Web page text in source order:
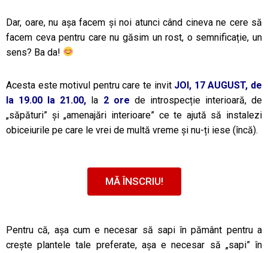
Dar, oare, nu așa facem și noi atunci când cineva ne cere să
facem ceva pentru care nu găsim un rost, o semnificație, un
sens? Ba da!
Acesta este motivul pentru care te invit JOI, 17 AUGUST, de
la 19.00 la 21.00, la 2 ore de introspecție interioară, de
„săpături” și „amenajări interioare” ce te ajută să instalezi
obiceiurile pe care le vrei de multă vreme și nu-ți iese (încă).
MĂ ÎNSCRIU!
Pentru că, așa cum e necesar să sapi în pământ pentru a
crește plantele tale preferate, așa e necesar să „sapi” în